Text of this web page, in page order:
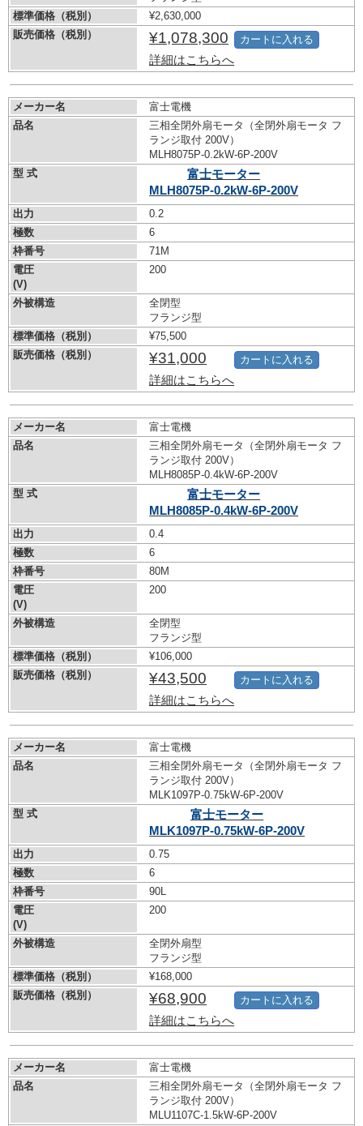
標準価格（税別）
¥2,630,000
販売価格（税別）
¥1,078,300
詳細はこちらへ
カートに入れる
メーカー名
富士電機
品名
三相全閉外扇モータ（全閉外扇モータ フ
ランジ取付 200V）
MLH8075P-0.2kW-6P-200V
型 式
富士モーター
MLH8075P-0.2kW-6P-200V
出力
0.2
極数
6
枠番号
71M
電圧
(V)
200
外被構造
全閉型
フランジ型
標準価格（税別）
¥75,500
販売価格（税別）
¥31,000
詳細はこちらへ
カートに入れる
メーカー名
富士電機
品名
三相全閉外扇モータ（全閉外扇モータ フ
ランジ取付 200V）
MLH8085P-0.4kW-6P-200V
型 式
富士モーター
MLH8085P-0.4kW-6P-200V
出力
0.4
極数
6
枠番号
80M
電圧
(V)
200
外被構造
全閉型
フランジ型
標準価格（税別）
¥106,000
販売価格（税別）
¥43,500
詳細はこちらへ
カートに入れる
メーカー名
富士電機
品名
三相全閉外扇モータ（全閉外扇モータ フ
ランジ取付 200V）
MLK1097P-0.75kW-6P-200V
型 式
富士モーター
MLK1097P-0.75kW-6P-200V
出力
0.75
極数
6
枠番号
90L
電圧
(V)
200
外被構造
全閉外扇型
フランジ型
標準価格（税別）
¥168,000
販売価格（税別）
¥68,900
詳細はこちらへ
カートに入れる
メーカー名
富士電機
品名
三相全閉外扇モータ（全閉外扇モータ フ
ランジ取付 200V）
MLU1107C-1.5kW-6P-200V